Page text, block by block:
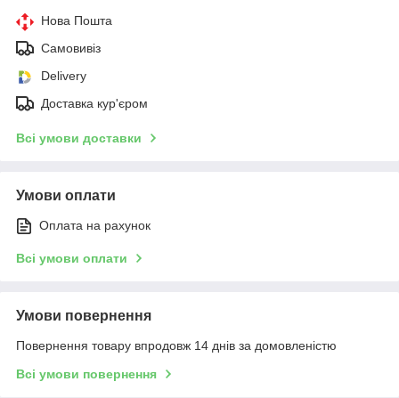
Нова Пошта
Самовивіз
Delivery
Доставка кур'єром
Всі умови доставки
Умови оплати
Оплата на рахунок
Всі умови оплати
Умови повернення
Повернення товару впродовж 14 днів за домовленістю
Всі умови повернення